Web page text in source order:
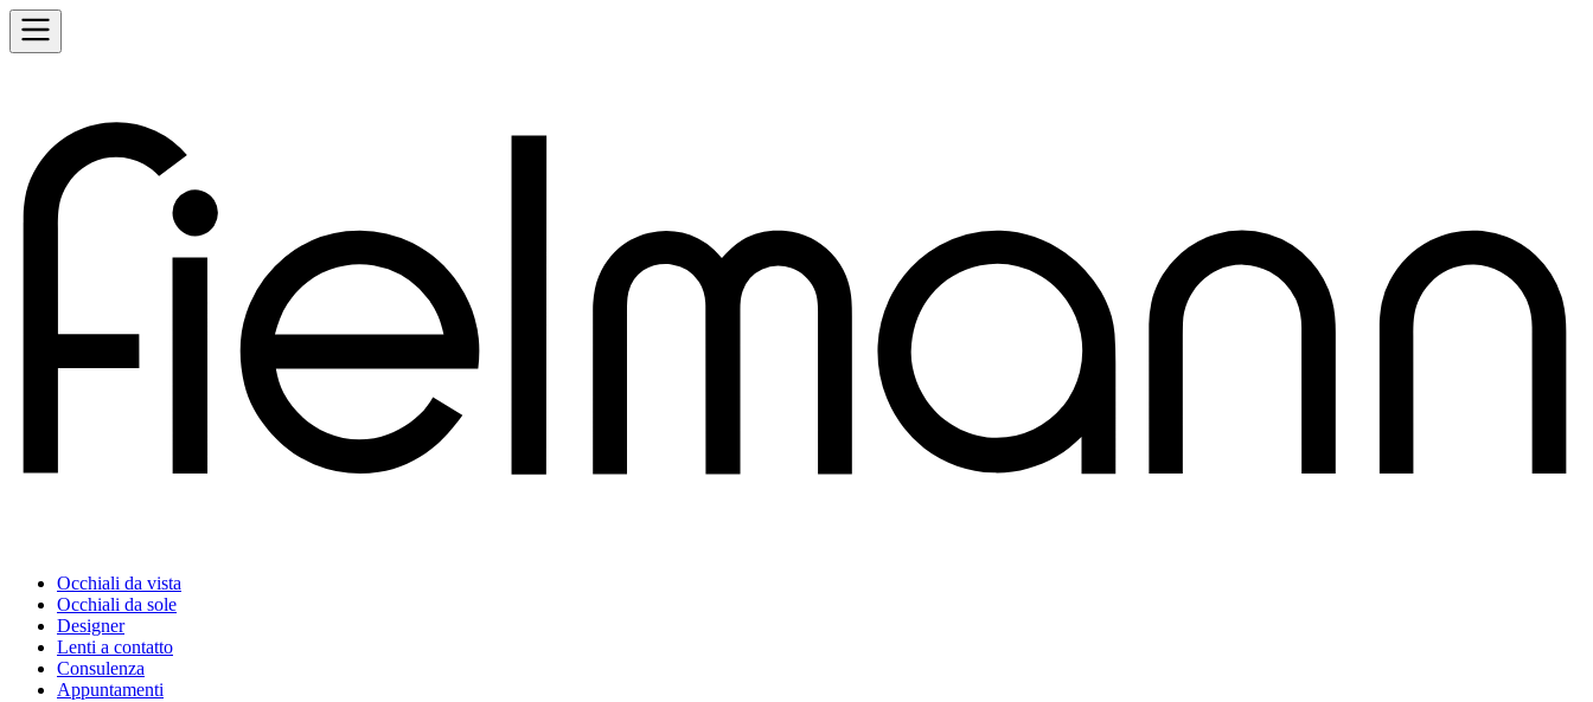
Occhiali da vista
Occhiali da sole
Designer
Lenti a contatto
Consulenza
Appuntamenti